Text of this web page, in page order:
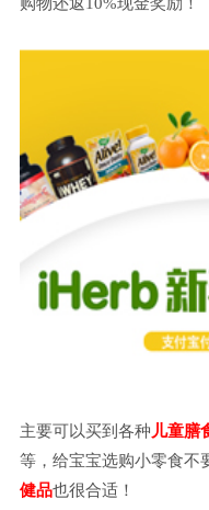
主要可以买到各种 儿童膳
等，给宝宝选购小零食不
健品也很合适！